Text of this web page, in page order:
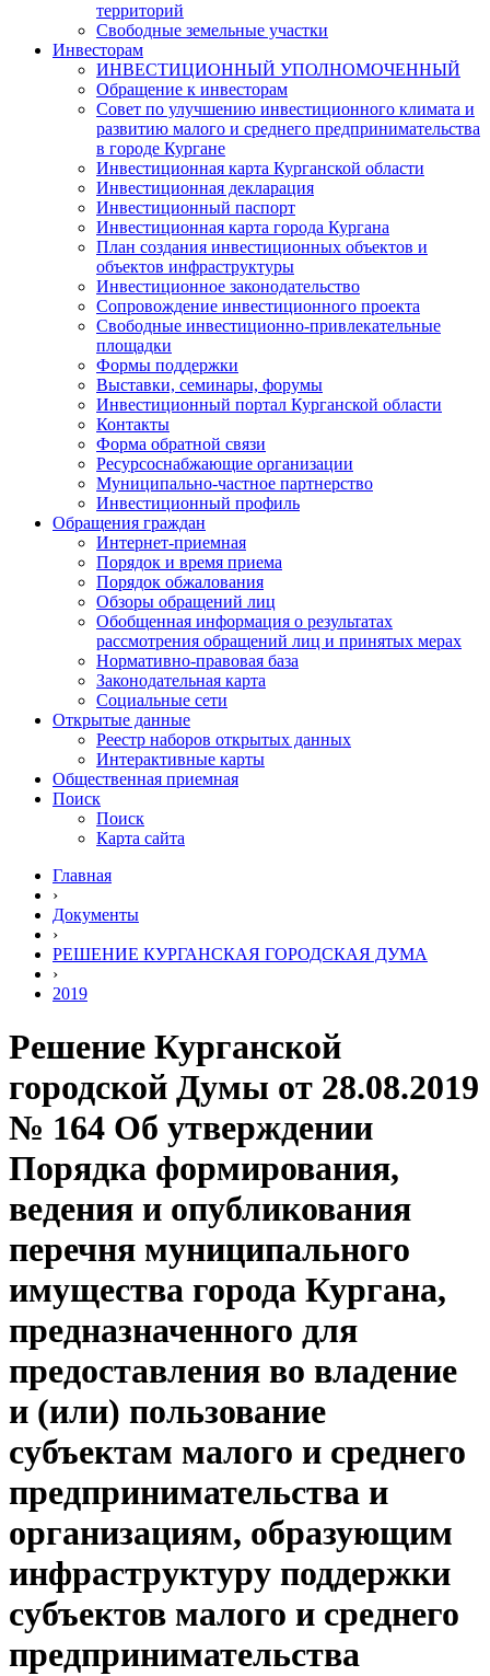
территорий
Свободные земельные участки
Инвесторам
ИНВЕСТИЦИОННЫЙ УПОЛНОМОЧЕННЫЙ
Обращение к инвесторам
Совет по улучшению инвестиционного климата и
развитию малого и среднего предпринимательства
в городе Кургане
Инвестиционная карта Курганской области
Инвестиционная декларация
Инвестиционный паспорт
Инвестиционная карта города Кургана
План создания инвестиционных объектов и
объектов инфраструктуры
Инвестиционное законодательство
Сопровождение инвестиционного проекта
Свободные инвестиционно-привлекательные
площадки
Формы поддержки
Выставки, семинары, форумы
Инвестиционный портал Курганской области
Контакты
Форма обратной связи
Ресурсоснабжающие организации
Муниципально-частное партнерство
Инвестиционный профиль
Обращения граждан
Интернет-приемная
Порядок и время приема
Порядок обжалования
Обзоры обращений лиц
Обобщенная информация о результатах
рассмотрения обращений лиц и принятых мерах
Нормативно-правовая база
Законодательная карта
Социальные сети
Открытые данные
Реестр наборов открытых данных
Интерактивные карты
Общественная приемная
Поиск
Поиск
Карта сайта
Главная
›
Документы
›
РЕШЕНИЕ КУРГАНСКАЯ ГОРОДСКАЯ ДУМА
›
2019
Решение Курганской
городской Думы от 28.08.2019
№ 164 Об утверждении
Порядка формирования,
ведения и опубликования
перечня муниципального
имущества города Кургана,
предназначенного для
предоставления во владение
и (или) пользование
субъектам малого и среднего
предпринимательства и
организациям, образующим
инфраструктуру поддержки
субъектов малого и среднего
предпринимательства